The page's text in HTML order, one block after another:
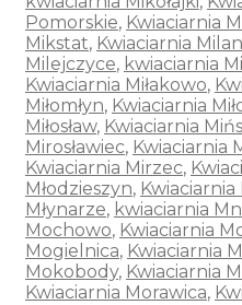
Pomorskie, Kwiaciarnia
Mikstat, Kwiaciarnia
Milejczyce, kwiaciarnia
Kwiaciarnia Miłakowo,
Miłomłyn, Kwiaciarnia
Miłosław, Kwiaciarnia
Mirosławiec, Kwiaciarnia
Kwiaciarnia Mirzec,
Młodzieszyn, Kwiaciarnia
Młynarze, kwiaciarnia
Mochowo, Kwiaciarnia
Mogielnica, Kwiaciarnia
Mokobody, Kwiaciarnia
Kwiaciarnia Morawica,